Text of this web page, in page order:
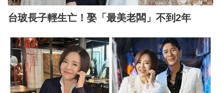
台玻長子輕生亡！娶「最美老闆」不到2年